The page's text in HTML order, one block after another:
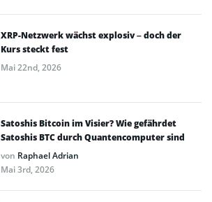
XRP-Netzwerk wächst explosiv – doch der
Kurs steckt fest
Mai 22nd, 2026
Satoshis Bitcoin im Visier? Wie gefährdet
Satoshis BTC durch Quantencomputer sind
von Raphael Adrian
Mai 3rd, 2026